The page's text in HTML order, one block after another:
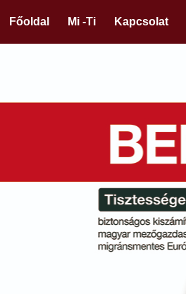
Főoldal Mi -Ti Kapcsolat